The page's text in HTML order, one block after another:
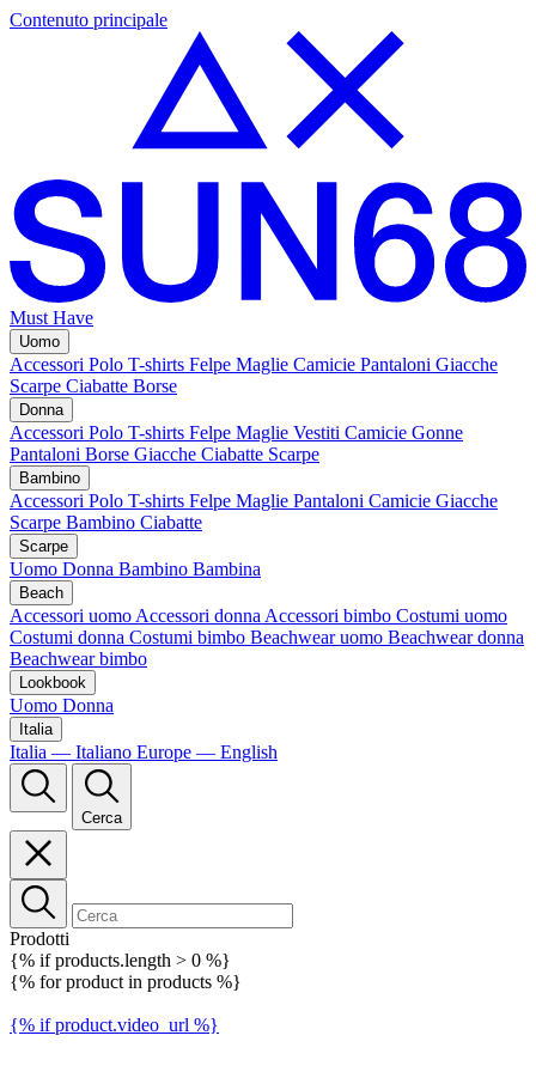
Contenuto principale
Must Have
Uomo
Accessori Polo T-shirts Felpe Maglie Camicie Pantaloni Giacche
Scarpe Ciabatte Borse
Donna
Accessori Polo T-shirts Felpe Maglie Vestiti Camicie Gonne
Pantaloni Borse Giacche Ciabatte Scarpe
Bambino
Accessori Polo T-shirts Felpe Maglie Pantaloni Camicie Giacche
Scarpe Bambino Ciabatte
Scarpe
Uomo Donna Bambino Bambina
Beach
Accessori uomo Accessori donna Accessori bimbo Costumi uomo
Costumi donna Costumi bimbo Beachwear uomo Beachwear donna
Beachwear bimbo
Lookbook
Uomo Donna
Italia
Italia — Italiano Europe — English
Cerca
Prodotti
{% if products.length > 0 %}
{% for product in products %}
{% if product.video_url %}